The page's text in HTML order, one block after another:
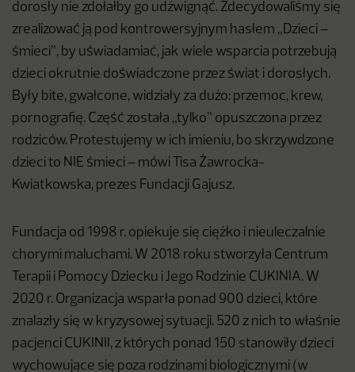
dorosły nie zdołałby go udźwignąć. Zdecydowaliśmy się
zrealizować ją pod kontrowersyjnym hasłem „Dzieci –
śmieci”, by uświadamiać, jak wiele wsparcia potrzebują
dzieci okrutnie doświadczone przez świat i dorosłych.
Były bite, gwałcone, widziały za dużo: przemoc, krew,
pornografię. Część została „tylko” opuszczona przez
rodziców. Protestujemy w ich imieniu, bo skrzywdzone
dzieci to NIE śmieci – mówi Tisa Żawrocka-
Kwiatkowska, prezes Fundacji Gajusz.
Fundacja od 1998 r. opiekuje się ciężko i nieuleczalnie
chorymi maluchami. W 2018 roku stworzyła Centrum
Terapii i Pomocy Dziecku i Jego Rodzinie CUKINIA. W
2020 r. Organizacja wsparła ponad 900 dzieci, które
znalazły się w kryzysowej sytuacji. 520 z nich to właśnie
pacjenci CUKINII, z których ponad 150 stanowiły dzieci
wychowujące się poza rodzinami biologicznymi (w